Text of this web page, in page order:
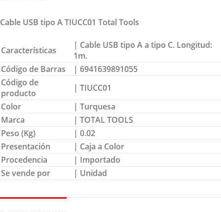
Cable USB tipo A TIUCC01 Total Tools
Características
| Cable USB tipo A a tipo C. Longitud:
1m.
Código de Barras
| 6941639891055
Código de
producto
| TIUCC01
Color
| Turquesa
Marca
| TOTAL TOOLS
Peso (Kg)
| 0.02
Presentación
| Caja a Color
Procedencia
| Importado
Se vende por
| Unidad